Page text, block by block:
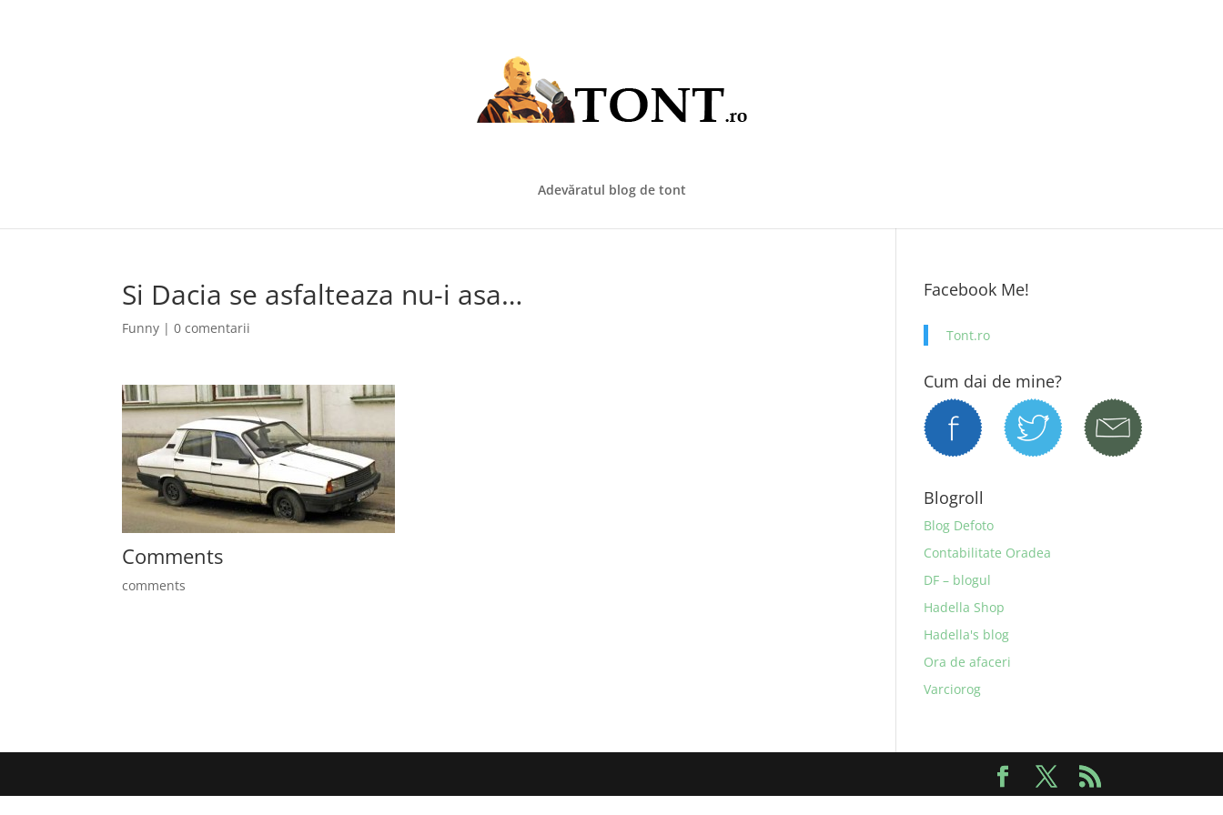
Adevăratul blog de tont
Si Dacia se asfalteaza nu-i asa…
Funny |0 comentarii
Comments
comments
Facebook Me!
Tont.ro
Cum dai de mine?
Blogroll
Blog Defoto
Contabilitate Oradea
DF – blogul
Hadella Shop
Hadella's blog
Ora de afaceri
Varciorog